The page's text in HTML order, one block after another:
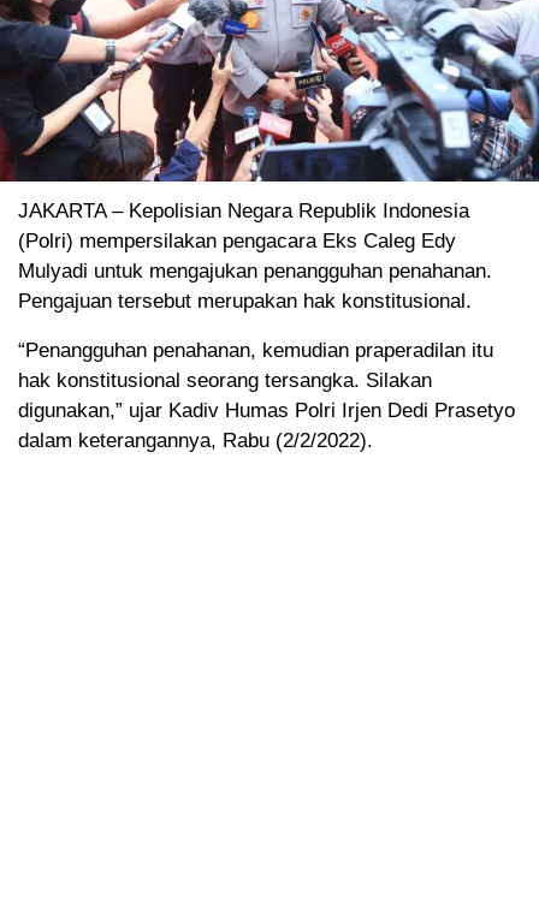
JAKARTA – Kepolisian Negara Republik Indonesia
(Polri) mempersilakan pengacara Eks Caleg Edy
Mulyadi untuk mengajukan penangguhan penahanan.
Pengajuan tersebut merupakan hak konstitusional.
“Penangguhan penahanan, kemudian praperadilan itu
hak konstitusional seorang tersangka. Silakan
digunakan,” ujar Kadiv Humas Polri Irjen Dedi Prasetyo
dalam keterangannya, Rabu (2/2/2022).